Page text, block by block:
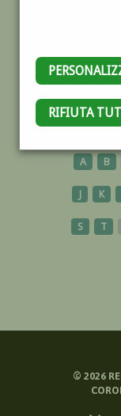
RIFIUTA
A B
J K
S T
© 2026